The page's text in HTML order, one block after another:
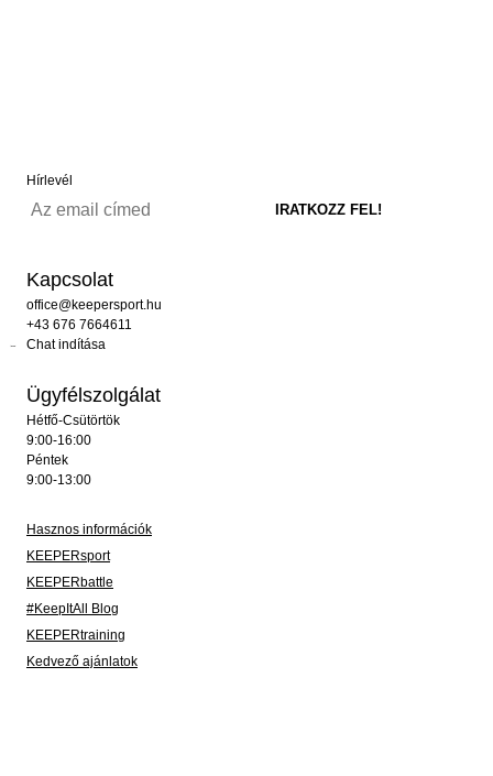
Hírlevél
Kapcsolat
office@keepersport.hu
+43 676 7664611
Chat indítása
Ügyfélszolgálat
Hétfő-Csütörtök
9:00-16:00
Péntek
9:00-13:00
Hasznos információk
KEEPERsport
KEEPERbattle
#KeepItAll Blog
KEEPERtraining
Kedvező ajánlatok